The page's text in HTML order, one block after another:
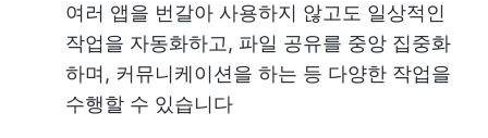
여러 앱을 번갈아 사용하지 않고도 일상적인
작업을 자동화하고, 파일 공유를 중앙 집중화
하며, 커뮤니케이션을 하는 등 다양한 작업을
수행할 수 있습니다